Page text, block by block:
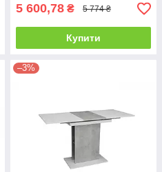
5 600,78 ₴ 5 774 ₴
Купити
–3%